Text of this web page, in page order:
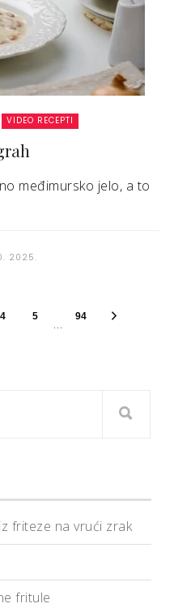
VIDEO RECEPTI
međimursko jelo, a to
2025.
4 5 … 94
friteze na vrući zrak
fritule